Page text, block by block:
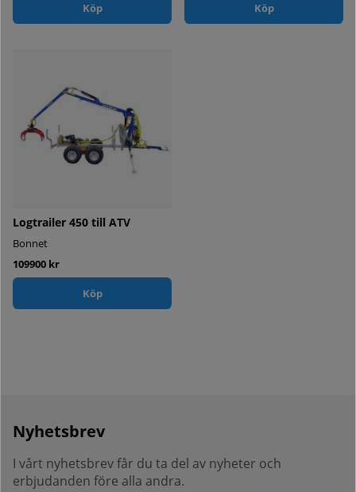
Köp Köp
Logtrailer 450 till ATV
Bonnet
109900 kr
Köp
Nyhetsbrev
I vårt nyhetsbrev får du ta del av nyheter och
erbjudanden före alla andra.